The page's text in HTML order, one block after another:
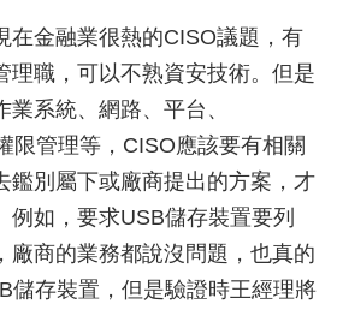
在金融業很熱的CISO議題，有
理職，可以不熟資安技術。但是
系統、網路、平台、
限管理等，CISO應該要有相關
鑑別屬下或廠商提出的方案，才
例如，要求USB儲存裝置要列
廠商的業務都說沒問題，也真的
儲存裝置，但是驗證時王經理將